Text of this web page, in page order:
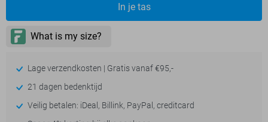
In je tas
Lage verzendkosten | Gratis vanaf €95,-
21 dagen bedenktijd
Veilig betalen: iDeal, Billink, PayPal, creditcard